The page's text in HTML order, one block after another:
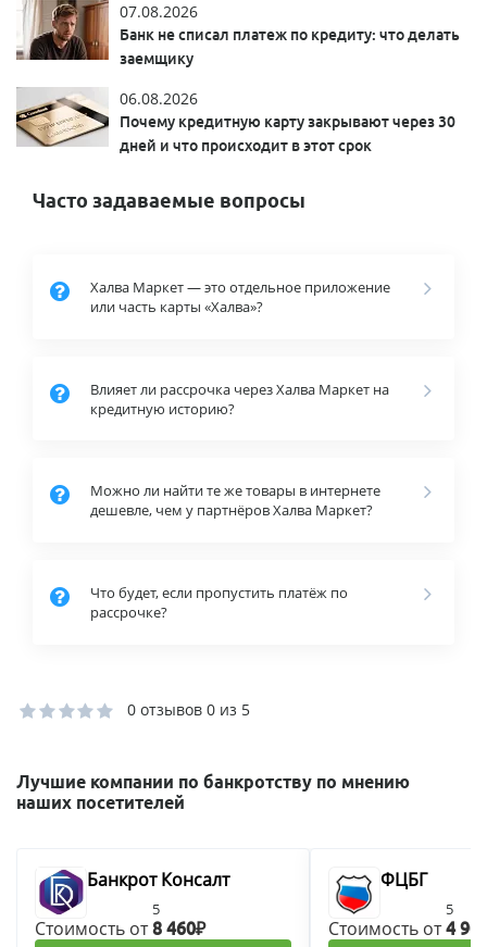
07.08.2026
Банк не списал платеж по кредиту: что делать
заемщику
06.08.2026
Почему кредитную карту закрывают через 30
дней и что происходит в этот срок
Часто задаваемые вопросы
Халва Маркет — это отдельное приложение
или часть карты «Халва»?
Влияет ли рассрочка через Халва Маркет на
кредитную историю?
Можно ли найти те же товары в интернете
дешевле, чем у партнёров Халва Маркет?
Что будет, если пропустить платёж по
рассрочке?
0 отзывов 0 из 5
Лучшие компании по банкротству по мнению
наших посетителей
Банкрот Консалт
5
Стоимость от8 460₽
ФЦБГ
5
Стоимость от4